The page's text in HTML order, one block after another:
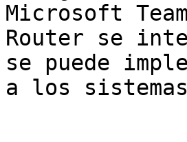
Microsoft
Router se
se puede
a los